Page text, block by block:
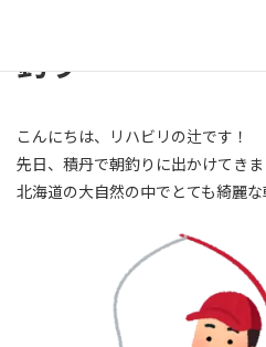
釣り
こんにちは、リハビリの辻です！
先日、積丹で朝釣りに出かけてきま
北海道の大自然の中でとても綺麗